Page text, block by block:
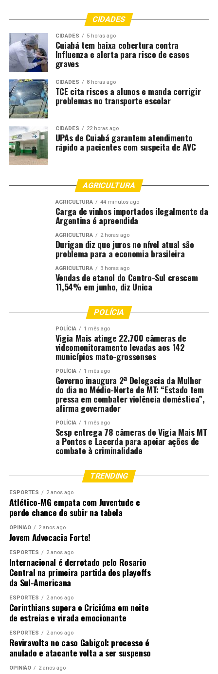
MEDIDAS MT PERSEGUIR
POR
PRENDE PROTETIVAS
UP NEXT
Defesa Civil do Estado auxilia Nova Xavantina para
elaboração do plano de contingência
DON'T MISS
Procon Estadual orienta consumidores sobre cuidados
para uma folia segura
CIDADES
CIDADES 5 horas ago
Cuiabá tem baixa cobertura contra
Influenza e alerta para risco de casos
graves
CIDADES 8 horas ago
TCE cita riscos a alunos e manda corrigir
problemas no transporte escolar
CIDADES 22 horas ago
UPAs de Cuiabá garantem atendimento
rápido a pacientes com suspeita de AVC
AGRICULTURA
AGRICULTURA 44 minutos ago
Carga de vinhos importados ilegalmente da
Argentina é apreendida
AGRICULTURA 2 horas ago
Durigan diz que juros no nível atual são
problema para a economia brasileira
AGRICULTURA 3 horas ago
Vendas de etanol do Centro-Sul crescem
11,54% em junho, diz Unica
POLÍCIA
POLÍCIA 1 mês ago
Vigia Mais atinge 22.700 câmeras de
videomonitoramento levadas aos 142
municípios mato-grossenses
POLÍCIA 1 mês ago
Governo inaugura 2ª Delegacia da Mulher
do dia no Médio-Norte de MT: “Estado tem
pressa em combater violência doméstica”,
afirma governador
POLÍCIA 1 mês ago
Sesp entrega 78 câmeras do Vigia Mais MT
a Pontes e Lacerda para apoiar ações de
combate à criminalidade
TRENDING
ESPORTES 2 anos ago
Atlético-MG empata com Juventude e
perde chance de subir na tabela
OPINIÃO 2 anos ago
Jovem Advocacia Forte!
ESPORTES 2 anos ago
Internacional é derrotado pelo Rosario
Central na primeira partida dos playoffs
da Sul-Americana
ESPORTES 2 anos ago
Corinthians supera o Criciúma em noite
de estreias e virada emocionante
ESPORTES 2 anos ago
Reviravolta no caso Gabigol: processo é
anulado e atacante volta a ser suspenso
OPINIÃO 2 anos ago